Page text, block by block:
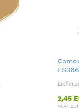
2,45
14,41